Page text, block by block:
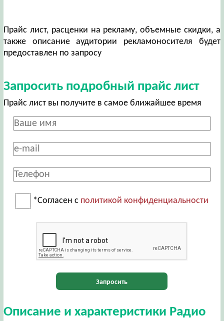
Прайс лист, расценки на рекламу, объемные скидки, а
также описание аудитории рекламоносителя будет
предоставлен по запросу
Запросить подробный прайс лист
Прайс лист вы получите в самое ближайшее время
*Согласен с политикой конфиденциальности
Запросить
Описание и характеристики Радио